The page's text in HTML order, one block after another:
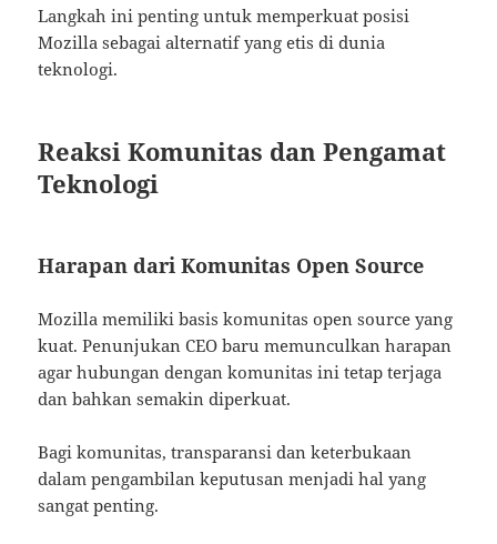
Langkah ini penting untuk memperkuat posisi
Mozilla sebagai alternatif yang etis di dunia
teknologi.
Reaksi Komunitas dan Pengamat
Teknologi
Harapan dari Komunitas Open Source
Mozilla memiliki basis komunitas open source yang
kuat. Penunjukan CEO baru memunculkan harapan
agar hubungan dengan komunitas ini tetap terjaga
dan bahkan semakin diperkuat.
Bagi komunitas, transparansi dan keterbukaan
dalam pengambilan keputusan menjadi hal yang
sangat penting.